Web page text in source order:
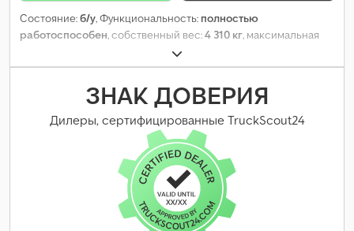
Состояние:б/у, Функциональность: полностью
работоспособен, собственный вес:4 310 кг, максимальная
, конфигурация осей:
подвеска:воздух, Год выпуска:2016, Оборудование:ABS,
ЗНАК ДОВЕРИЯ
Дилеры, сертифицированные TruckScout24